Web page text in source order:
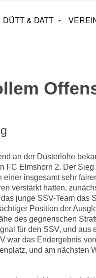
DÜTT & DATT
an der Düsterlohe
FC Elmshorn 2. Der
einer insgesamt sehr
verstärkt hatten,
junge SSV-Team
Position der
des gegnerischen
für den SSV, und
war das Endergebnis
und am